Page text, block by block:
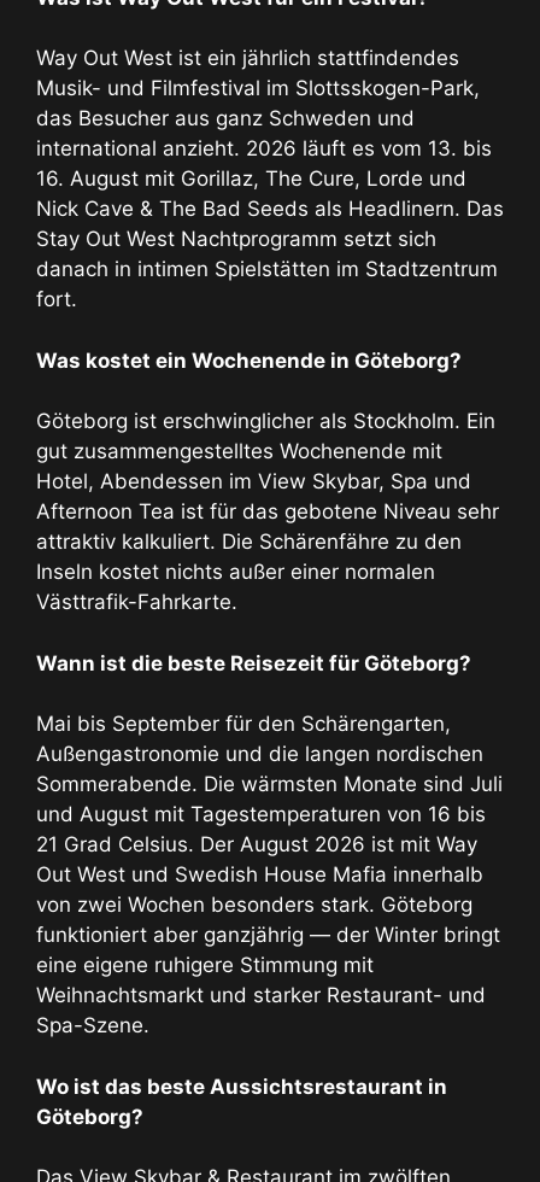
Way Out West ist ein jährlich stattfindendes
Musik- und Filmfestival im Slottsskogen-Park,
das Besucher aus ganz Schweden und
international anzieht. 2026 läuft es vom 13. bis
16. August mit Gorillaz, The Cure, Lorde und
Nick Cave & The Bad Seeds als Headlinern. Das
Stay Out West Nachtprogramm setzt sich
danach in intimen Spielstätten im Stadtzentrum
fort.
Was kostet ein Wochenende in Göteborg?
Göteborg ist erschwinglicher als Stockholm. Ein
gut zusammengestelltes Wochenende mit
Hotel, Abendessen im View Skybar, Spa und
Afternoon Tea ist für das gebotene Niveau sehr
attraktiv kalkuliert. Die Schärenfähre zu den
Inseln kostet nichts außer einer normalen
Västtrafik-Fahrkarte.
Wann ist die beste Reisezeit für Göteborg?
Mai bis September für den Schärengarten,
Außengastronomie und die langen nordischen
Sommerabende. Die wärmsten Monate sind Juli
und August mit Tagestemperaturen von 16 bis
21 Grad Celsius. Der August 2026 ist mit Way
Out West und Swedish House Mafia innerhalb
von zwei Wochen besonders stark. Göteborg
funktioniert aber ganzjährig — der Winter bringt
eine eigene ruhigere Stimmung mit
Weihnachtsmarkt und starker Restaurant- und
Spa-Szene.
Wo ist das beste Aussichtsrestaurant in
Göteborg?